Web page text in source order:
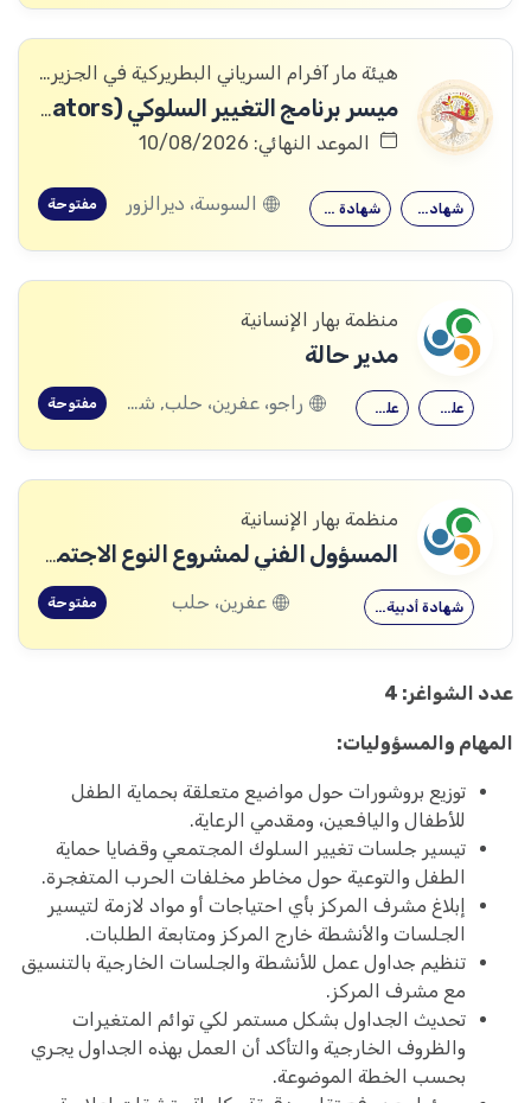
هيئة مار آفرام السرياني البطريركية في الجزيرة والفرات
ميسر برنامج التغيير السلوكي (SBC Facilitators)
الموعد النهائي: 10/08/2026
شهادة جامعية شهادة معهد السوسة، ديرالزور مفتوحة
منظمة بهار الإنسانية
مدير حالة
علم النفس علم اجتماع راجو، عفرين، حلب, شيخ الحديد، حلب مفتوحة
منظمة بهار الإنسانية
المسؤول الفني لمشروع النوع الاجتماعي
شهادة أدبية… عفرين، حلب مفتوحة
عدد الشواغر: 4
المهام والمسؤوليات:
توزيع بروشورات حول مواضيع متعلقة بحماية الطفل
للأطفال واليافعين، ومقدمي الرعاية.
تيسير جلسات تغيير السلوك المجتمعي وقضايا حماية
الطفل والتوعية حول مخاطر مخلفات الحرب المتفجرة.
إبلاغ مشرف المركز بأي احتياجات أو مواد لازمة لتيسير
الجلسات والأنشطة خارج المركز ومتابعة الطلبات.
تنظيم جداول عمل للأنشطة والجلسات الخارجية بالتنسيق
مع مشرف المركز.
تحديث الجداول بشكل مستمر لكي توائم المتغيرات
والظروف الخارجية والتأكد أن العمل بهذه الجداول يجري
بحسب الخطة الموضوعة.